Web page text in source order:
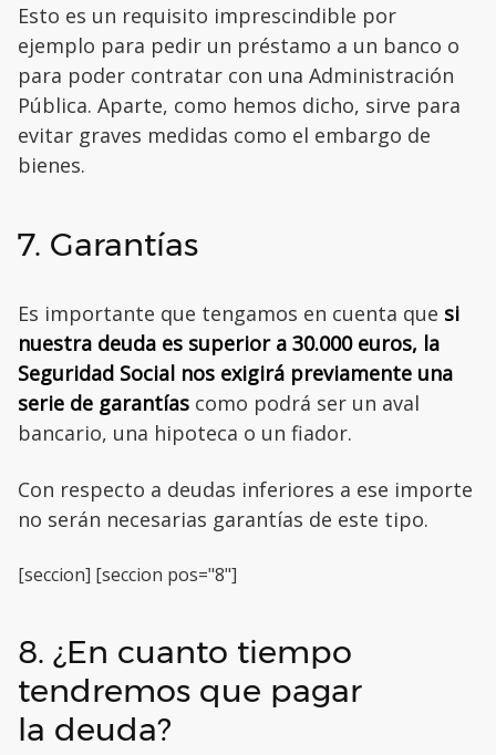
Esto es un requisito imprescindible por
ejemplo para pedir un préstamo a un banco o
para poder contratar con una Administración
Pública. Aparte, como hemos dicho, sirve para
evitar graves medidas como el embargo de
bienes.
7. Garantías
Es importante que tengamos en cuenta que si
nuestra deuda es superior a 30.000 euros, la
Seguridad Social nos exigirá previamente una
serie de garantías como podrá ser un aval
bancario, una hipoteca o un fiador.
Con respecto a deudas inferiores a ese importe
no serán necesarias garantías de este tipo.
[seccion] [seccion pos="8"]
8. ¿En cuanto tiempo
tendremos que pagar
la deuda?